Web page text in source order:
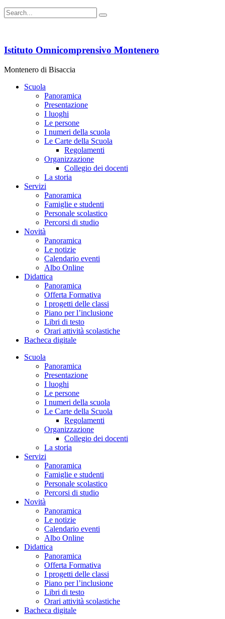
Istituto Omnicomprensivo Montenero
Montenero di Bisaccia
Scuola
Panoramica
Presentazione
I luoghi
Le persone
I numeri della scuola
Le Carte della Scuola
Regolamenti
Organizzazione
Collegio dei docenti
La storia
Servizi
Panoramica
Famiglie e studenti
Personale scolastico
Percorsi di studio
Novità
Panoramica
Le notizie
Calendario eventi
Albo Online
Didattica
Panoramica
Offerta Formativa
I progetti delle classi
Piano per l’inclusione
Libri di testo
Orari attività scolastiche
Bacheca digitale
Scuola
Panoramica
Presentazione
I luoghi
Le persone
I numeri della scuola
Le Carte della Scuola
Regolamenti
Organizzazione
Collegio dei docenti
La storia
Servizi
Panoramica
Famiglie e studenti
Personale scolastico
Percorsi di studio
Novità
Panoramica
Le notizie
Calendario eventi
Albo Online
Didattica
Panoramica
Offerta Formativa
I progetti delle classi
Piano per l’inclusione
Libri di testo
Orari attività scolastiche
Bacheca digitale